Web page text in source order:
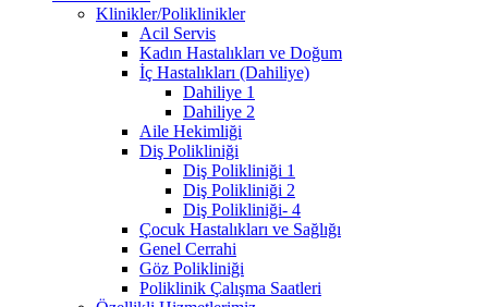
Klinikler/Poliklinikler
Acil Servis
Kadın Hastalıkları ve Doğum
İç Hastalıkları (Dahiliye)
Dahiliye 1
Dahiliye 2
Aile Hekimliği
Diş Polikliniği
Diş Polikliniği 1
Diş Polikliniği 2
Diş Polikliniği- 4
Çocuk Hastalıkları ve Sağlığı
Genel Cerrahi
Göz Polikliniği
Poliklinik Çalışma Saatleri